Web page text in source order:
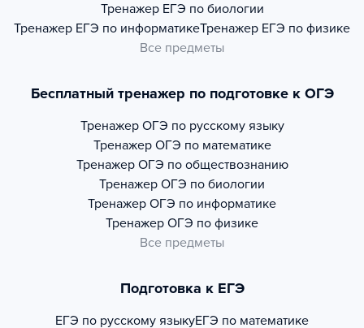
Тренажер ЕГЭ по биологии
Тренажер ЕГЭ по информатикеТренажер ЕГЭ по физике
Все предметы
Бесплатный тренажер по подготовке к ОГЭ
Тренажер ОГЭ по русскому языку
Тренажер ОГЭ по математике
Тренажер ОГЭ по обществознанию
Тренажер ОГЭ по биологии
Тренажер ОГЭ по информатике
Тренажер ОГЭ по физике
Все предметы
Подготовка к ЕГЭ
ЕГЭ по русскому языкуЕГЭ по математике